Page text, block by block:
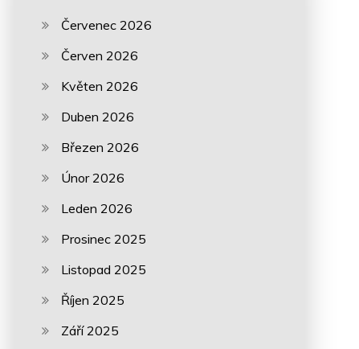
Červenec 2026
Červen 2026
Květen 2026
Duben 2026
Březen 2026
Únor 2026
Leden 2026
Prosinec 2025
Listopad 2025
Říjen 2025
Září 2025